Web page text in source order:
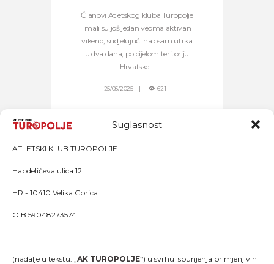
Suglasnost
ATLETSKI KLUB TUROPOLJE
Habdelićeva ulica 12
HR - 10410 Velika Gorica
OIB 59048273574
(nadalje u tekstu: „AK TUROPOLJE“) u svrhu ispunjenja primjenjivih
Članovi Atletskog kluba Turopolje
imali su još jedan veoma aktivan
vikend, sudjelujući na osam utrka
u dva dana, po cijelom teritoriju
Hrvatske...
25/05/2025 621